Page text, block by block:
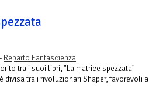
Reparto Fantascienza
tra i suoi libri, "La matrice spezzata"
divisa tra i rivoluzionari Shaper, favorevoli a